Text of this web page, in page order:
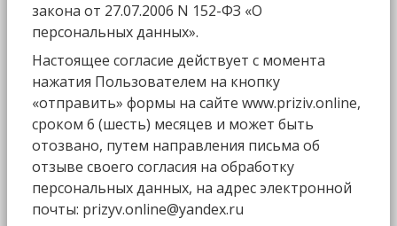
закона от 27.07.2006 N 152-ФЗ «О
персональных данных».
Настоящее согласие действует с момента
нажатия Пользователем на кнопку
«отправить» формы на сайте www.priziv.online,
сроком 6 (шесть) месяцев и может быть
отозвано, путем направления письма об
отзыве своего согласия на обработку
персональных данных, на адрес электронной
почты: prizyv.online@yandex.ru